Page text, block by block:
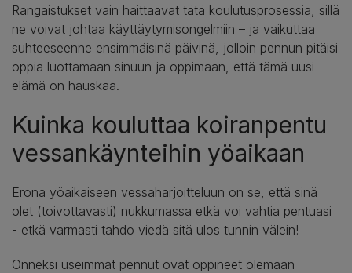
Rangaistukset vain haittaavat tätä koulutusprosessia, sillä
ne voivat johtaa käyttäytymisongelmiin – ja vaikuttaa
suhteeseenne ensimmäisinä päivinä, jolloin pennun pitäisi
oppia luottamaan sinuun ja oppimaan, että tämä uusi
elämä on hauskaa.
Kuinka kouluttaa koiranpentu
vessankäynteihin yöaikaan
Erona yöaikaiseen vessaharjoitteluun on se, että sinä
olet (toivottavasti) nukkumassa etkä voi vahtia pentuasi
- etkä varmasti tahdo viedä sitä ulos tunnin välein!
Onneksi useimmat pennut ovat oppineet olemaan